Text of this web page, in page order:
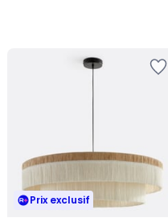
Prix exclusif